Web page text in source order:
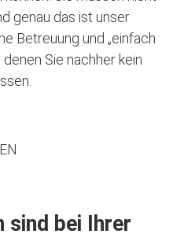
genau das ist unser
Betreuung und „einfach
Sie nachher kein
sind bei Ihrer